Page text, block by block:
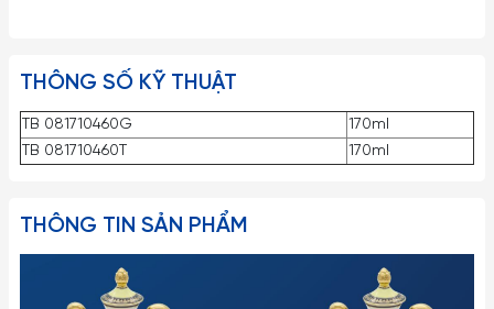
THÔNG SỐ KỸ THUẬT
TB 081710460G
170ml
TB 081710460T
170ml
THÔNG TIN SẢN PHẨM